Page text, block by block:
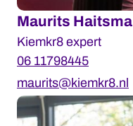
Maurits Haitsma
Kiemkr8 expert
06 11798445
maurits@kiemkr8.nl